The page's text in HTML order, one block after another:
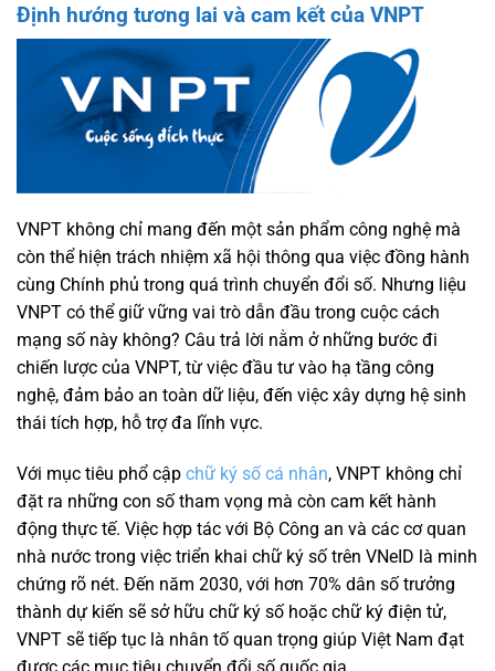
Định hướng tương lai và cam kết của VNPT
VNPT không chỉ mang đến một sản phẩm công nghệ mà
còn thể hiện trách nhiệm xã hội thông qua việc đồng hành
cùng Chính phủ trong quá trình chuyển đổi số. Nhưng liệu
VNPT có thể giữ vững vai trò dẫn đầu trong cuộc cách
mạng số này không? Câu trả lời nằm ở những bước đi
chiến lược của VNPT, từ việc đầu tư vào hạ tầng công
nghệ, đảm bảo an toàn dữ liệu, đến việc xây dựng hệ sinh
thái tích hợp, hỗ trợ đa lĩnh vực.
Với mục tiêu phổ cập chữ ký số cá nhân, VNPT không chỉ
đặt ra những con số tham vọng mà còn cam kết hành
động thực tế. Việc hợp tác với Bộ Công an và các cơ quan
nhà nước trong việc triển khai chữ ký số trên VNeID là minh
chứng rõ nét. Đến năm 2030, với hơn 70% dân số trưởng
thành dự kiến sẽ sở hữu chữ ký số hoặc chữ ký điện tử,
VNPT sẽ tiếp tục là nhân tố quan trọng giúp Việt Nam đạt